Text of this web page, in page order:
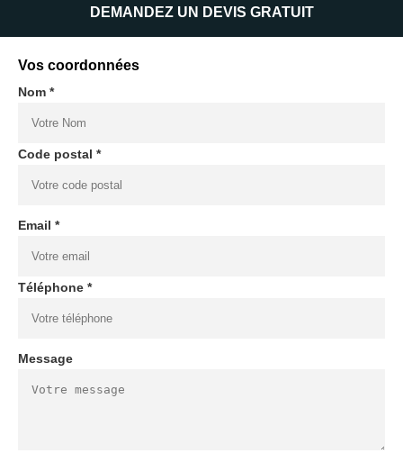
DEMANDEZ UN DEVIS GRATUIT
Vos coordonnées
Nom *
Code postal *
Email *
Téléphone *
Message